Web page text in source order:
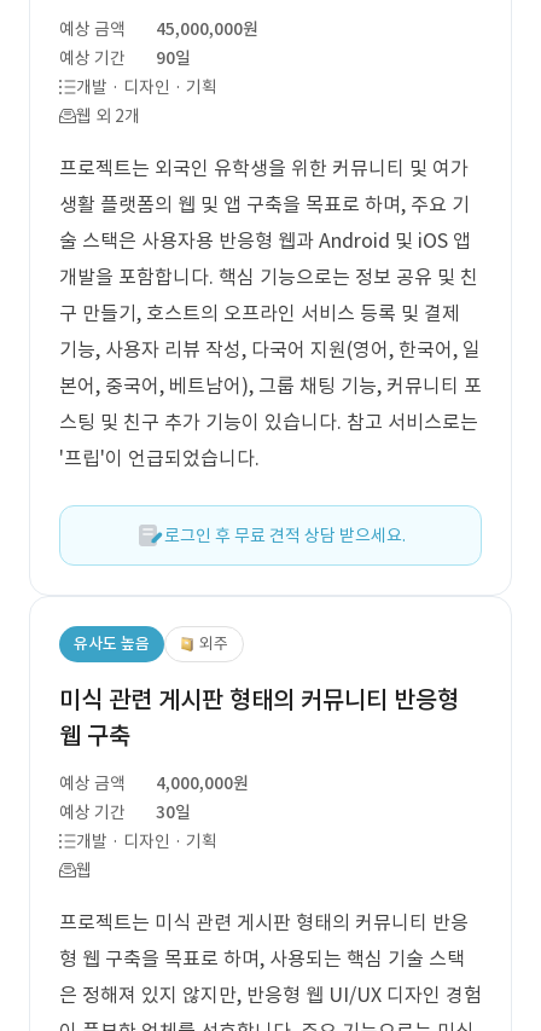
예상 금액
45,000,000원
예상 기간
90일
개발 · 디자인 · 기획
웹 외 2개
프로젝트는 외국인 유학생을 위한 커뮤니티 및 여가
생활 플랫폼의 웹 및 앱 구축을 목표로 하며, 주요 기
술 스택은 사용자용 반응형 웹과 Android 및 iOS 앱
개발을 포함합니다. 핵심 기능으로는 정보 공유 및 친
구 만들기, 호스트의 오프라인 서비스 등록 및 결제
기능, 사용자 리뷰 작성, 다국어 지원(영어, 한국어, 일
본어, 중국어, 베트남어), 그룹 채팅 기능, 커뮤니티 포
스팅 및 친구 추가 기능이 있습니다. 참고 서비스로는
'프립'이 언급되었습니다.
로그인 후 무료 견적 상담 받으세요.
유사도 높음 외주
미식 관련 게시판 형태의 커뮤니티 반응형
웹 구축
예상 금액
4,000,000원
예상 기간
30일
개발 · 디자인 · 기획
웹
프로젝트는 미식 관련 게시판 형태의 커뮤니티 반응
형 웹 구축을 목표로 하며, 사용되는 핵심 기술 스택
은 정해져 있지 않지만, 반응형 웹 UI/UX 디자인 경험